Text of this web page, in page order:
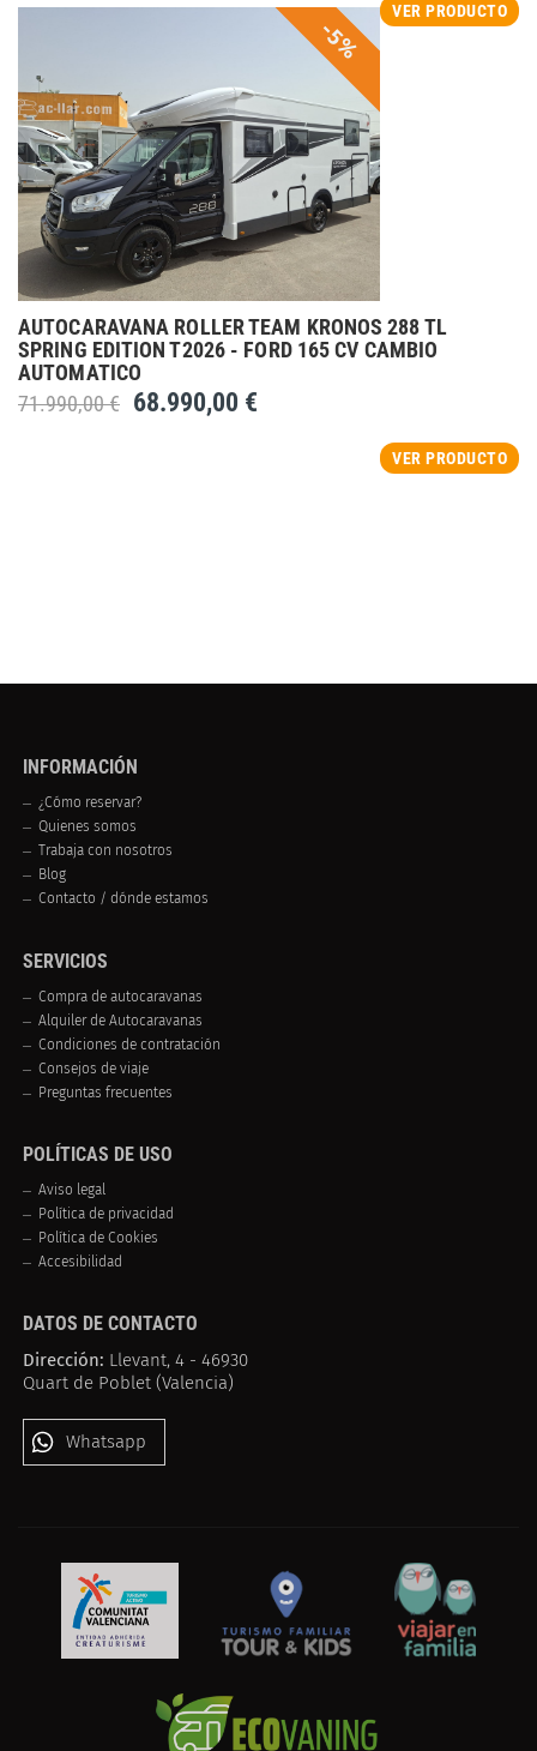
VER PRODUCTO
-5%
AUTOCARAVANA ROLLER TEAM KRONOS 288 TL
SPRING EDITION T2026 - FORD 165 CV CAMBIO
AUTOMATICO
71.990,00 € 68.990,00 €
VER PRODUCTO
INFORMACIÓN
¿Cómo reservar?
Quienes somos
Trabaja con nosotros
Blog
Contacto / dónde estamos
SERVICIOS
Compra de autocaravanas
Alquiler de Autocaravanas
Condiciones de contratación
Consejos de viaje
Preguntas frecuentes
POLÍTICAS DE USO
Aviso legal
Política de privacidad
Política de Cookies
Accesibilidad
DATOS DE CONTACTO
Dirección: Llevant, 4 - 46930
Quart de Poblet (Valencia)
Whatsapp